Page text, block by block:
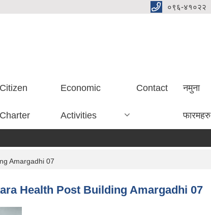
०९६-४१०२२
Citizen
Charter
Economic
Activities
Contact नमुना
फारमहरु
Amargadhi 07
Health Post Building Amargadhi 07